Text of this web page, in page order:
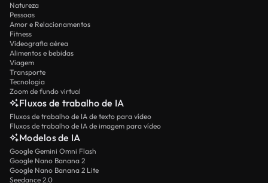
Natureza
Pessoas
Amor e Relacionamentos
Fitness
Videografia aérea
Alimentos e bebidas
Viagem
Transporte
Tecnologia
Zoom de fundo virtual
Fluxos de trabalho de IA
Fluxos de trabalho de IA de texto para vídeo
Fluxos de trabalho de IA de imagem para vídeo
Modelos de IA
Google Gemini Omni Flash
Google Nano Banana 2
Google Nano Banana 2 Lite
Seedance 2.0